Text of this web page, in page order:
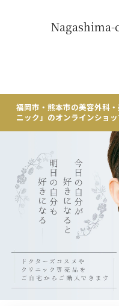
福岡市・熊本市の美容外科
ニック」のオンラインショッ